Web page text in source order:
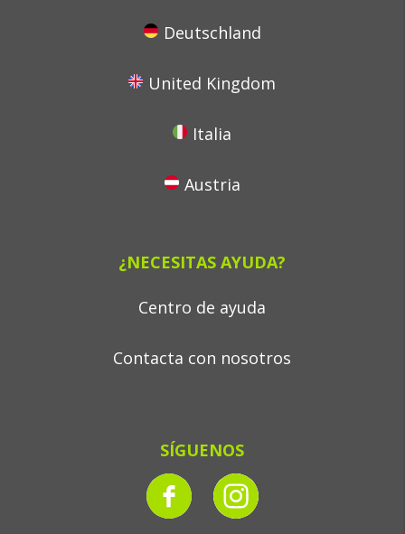
Deutschland
United Kingdom
Italia
Austria
¿NECESITAS AYUDA?
Centro de ayuda
Contacta con nosotros
SÍGUENOS